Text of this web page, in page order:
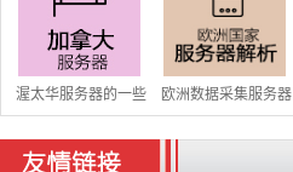
渥太华服务器的一些 欧洲数据采集服务器